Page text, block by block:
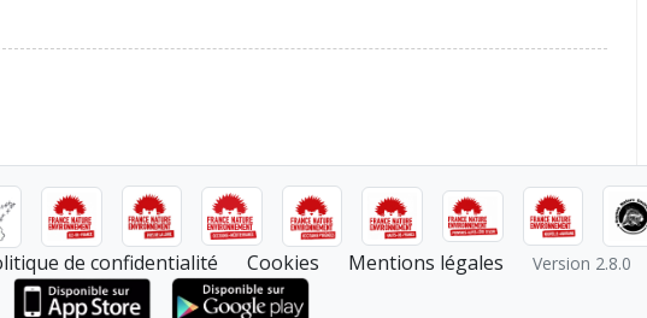
de confidentialité Cookies Mentions légales Version 2.8.0